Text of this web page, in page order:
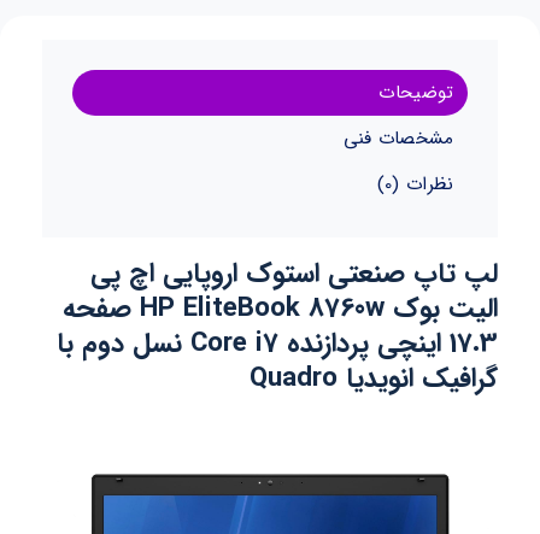
توضیحات
مشخصات فنی
نظرات (0)
لپ تاپ صنعتی استوک اروپایی اچ پی
الیت بوک HP EliteBook 8760w صفحه
17.3 اینچی پردازنده Core i7 نسل دوم با
گرافیک انویدیا Quadro